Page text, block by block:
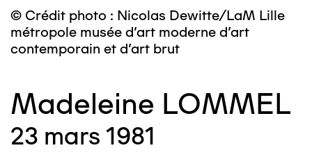
© Crédit photo : Nicolas Dewitte/LaM Lille
métropole musée d’art moderne d’art
contemporain et d’art brut
Madeleine LOMMEL
23 mars 1981